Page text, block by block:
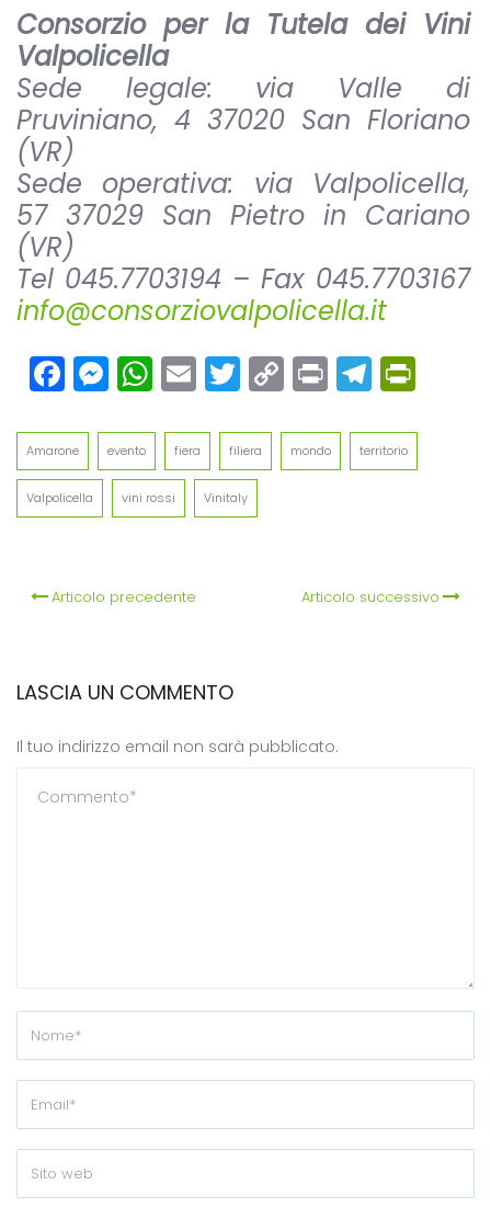
Consorzio per la Tutela dei Vini
Valpolicella
Sede legale: via Valle di
Pruviniano, 4 37020 San Floriano
(VR)
Sede operativa: via Valpolicella,
57 37029 San Pietro in Cariano
(VR)
Tel 045.7703194 – Fax 045.7703167
info@consorziovalpolicella.it
Facebook
Messenger
WhatsApp
EmailTwitter
Copy
Link
Print
Amarone evento fiera filiera mondo territorio
Valpolicella vini rossi Vinitaly
Articolo precedente Articolo successivo
LASCIA UN COMMENTO
Il tuo indirizzo email non sarà pubblicato.